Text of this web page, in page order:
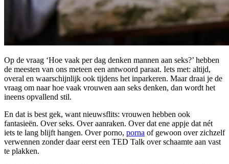
Op de vraag ‘Hoe vaak per dag denken mannen aan seks?’ hebben
de meesten van ons meteen een antwoord paraat. Iets met: altijd,
overal en waarschijnlijk ook tijdens het inparkeren. Maar draai je de
vraag om naar hoe vaak vrouwen aan seks denken, dan wordt het
ineens opvallend stil.
En dat is best gek, want nieuwsflits: vrouwen hebben ook
fantasieën. Over seks. Over aanraken. Over dat ene appje dat nét
iets te lang blijft hangen. Over porno, porna of gewoon over zichzelf
verwennen zonder daar eerst een TED Talk over schaamte aan vast
te plakken.